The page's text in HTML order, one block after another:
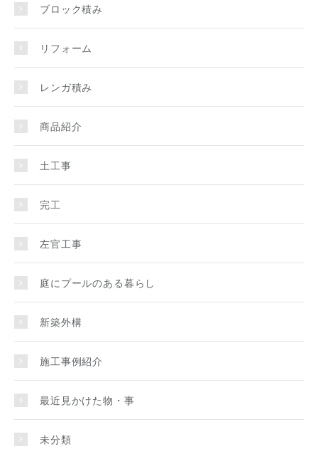
ブロック積み
リフォーム
レンガ積み
商品紹介
土工事
完工
左官工事
庭にプールのある暮らし
新築外構
施工事例紹介
最近見かけた物・事
未分類